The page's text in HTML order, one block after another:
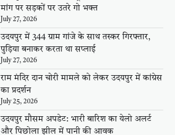
मांग पर सड़कों पर उतरे गो भक्त
July 27, 2026
उदयपुर में 344 ग्राम गांजे के साथ तस्कर गिरफ्तार,
पुड़िया बनाकर करता था सप्लाई
July 27, 2026
राम मंदिर दान चोरी मामले को लेकर उदयपुर में कांग्रेस
का प्रदर्शन
July 25, 2026
उदयपुर मौसम अपडेट: भारी बारिश का येलो अलर्ट
और पिछोला झील में पानी की आवक